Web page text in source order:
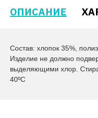
ОПИСАНИЕ
Состав: хлопок 35%,
Изделие не должно
выделяющими хлор.
40ºС